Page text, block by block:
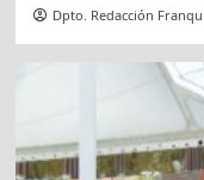
Dpto. Redacción